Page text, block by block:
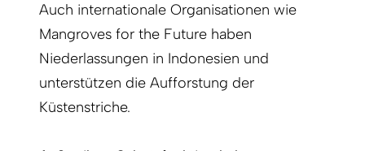
Auch internationale Organisationen wie
Mangroves for the Future haben
Niederlassungen in Indonesien und
unterstützen die Aufforstung der
Küstenstriche.